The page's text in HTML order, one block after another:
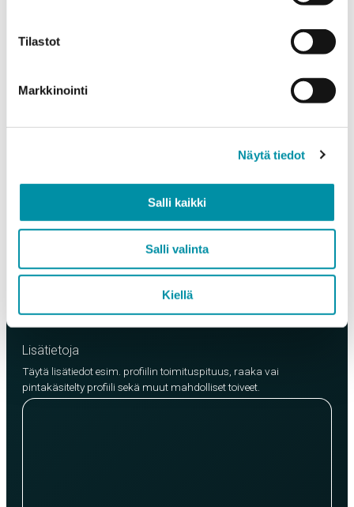
Tilastot
Markkinointi
Näytä tiedot
Salli kaikki
Salli valinta
Kiellä
EN AW-6063 (min. 250kg)
Lisätietoja
Täytä lisätiedot esim. profiilin toimituspituus, raaka vai
pintakäsitelty profiili sekä muut mahdolliset toiveet.